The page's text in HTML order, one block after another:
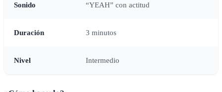
Sonido “YEAH” con actitud
Duración 3 minutos
Nivel Intermedio